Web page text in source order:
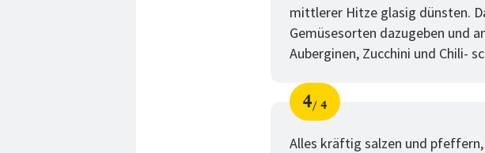
mittlerer Hitze glasig dünsten.
Gemüsesorten dazugeben und
Auberginen, Zucchini und Chili-
Schritt
4
von
4
Alles kräftig salzen und